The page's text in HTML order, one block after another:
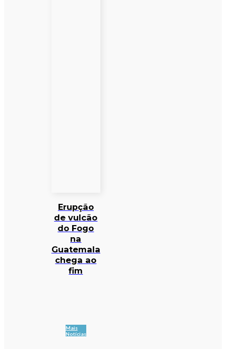
Erupção
de vulcão
do Fogo
na
Guatemala
chega ao
fim
Mais
Notícias